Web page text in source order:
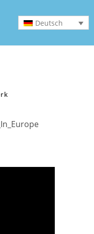
Deutsch